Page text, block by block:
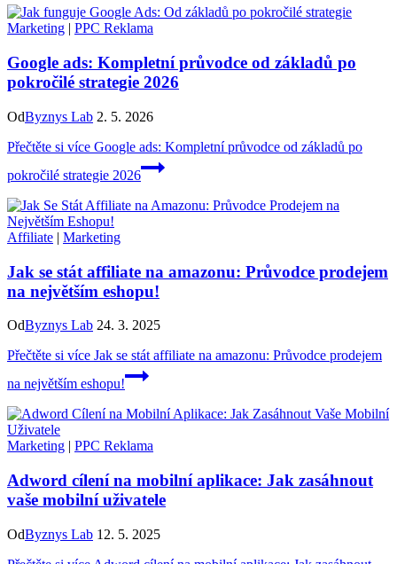
Marketing | PPC Reklama
Google ads: Kompletní průvodce od základů po
pokročilé strategie 2026
OdByznys Lab 2. 5. 2026
Přečtěte si více Google ads: Kompletní průvodce od základů po
pokročilé strategie 2026
Affiliate | Marketing
Jak se stát affiliate na amazonu: Průvodce prodejem
na největším eshopu!
OdByznys Lab 24. 3. 2025
Přečtěte si více Jak se stát affiliate na amazonu: Průvodce prodejem
na největším eshopu!
Marketing | PPC Reklama
Adword cílení na mobilní aplikace: Jak zasáhnout
vaše mobilní uživatele
OdByznys Lab 12. 5. 2025